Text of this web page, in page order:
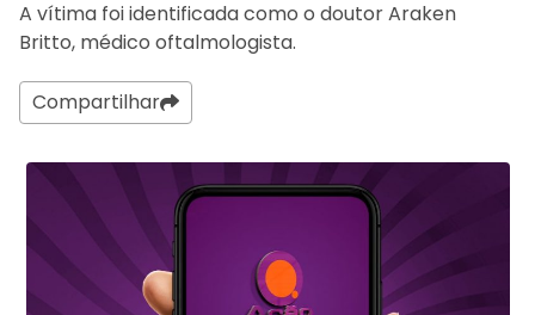
A vítima foi identificada como o doutor Araken
Britto, médico oftalmologista.
Compartilhar